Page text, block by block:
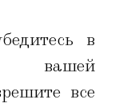
в
вашей
все